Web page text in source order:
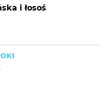
i łosoś